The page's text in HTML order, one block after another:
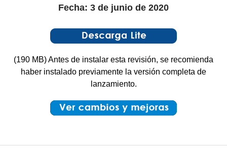
Fecha: 3 de junio de 2020
(190 MB) Antes de instalar esta revisión, se recomienda
haber instalado previamente la versión completa de
lanzamiento.